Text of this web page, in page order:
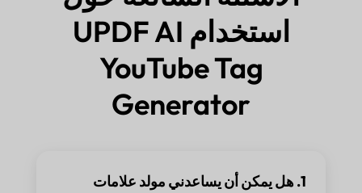
استخدام UPDF AI
YouTube Tag
Generator
1. هل يمكن أن يساعدني مولد علامات